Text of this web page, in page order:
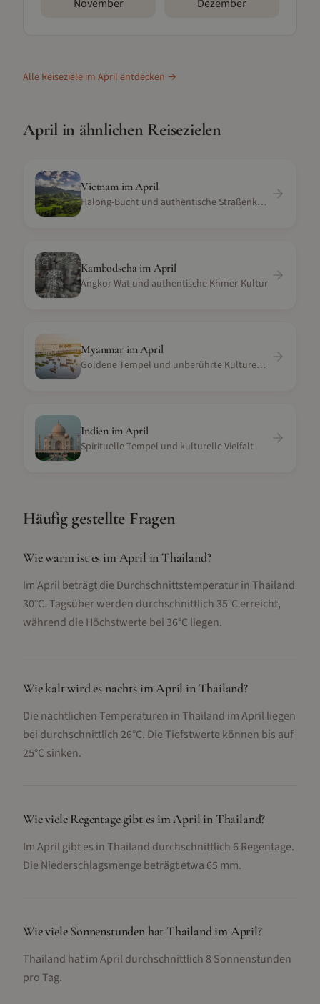
November Dezember
Alle Reiseziele im April entdecken →
Aprilin ähnlichen Reisezielen
VietnamimApril
Halong-Bucht und authentische Straßenküche
Kambodscha im April
Angkor Wat und authentische Khmer-Kultur
MyanmarimApril
Goldene Tempel und unberührte Kulturen abseits des Tourismus
Indien imApril
Spirituelle Tempel und kulturelle Vielfalt
Häufig gestellte Fragen
Wie warm ist es im April in Thailand?
Im April beträgt die Durchschnittstemperatur in Thailand
30°C. Tagsüber werden durchschnittlich 35°C erreicht,
während die Höchstwerte bei 36°C liegen.
Wie kalt wird es nachts im April in Thailand?
Die nächtlichen Temperaturen in Thailand im April liegen
bei durchschnittlich 26°C. Die Tiefstwerte können bis auf
25°C sinken.
Wie viele Regentage gibt es im April in Thailand?
Im April gibt es in Thailand durchschnittlich 6 Regentage.
Die Niederschlagsmenge beträgt etwa 65 mm.
Wie viele Sonnenstunden hat Thailand im April?
Thailand hat im April durchschnittlich 8 Sonnenstunden
pro Tag.